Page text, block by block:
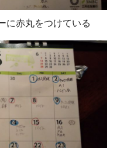
に赤丸をつけている